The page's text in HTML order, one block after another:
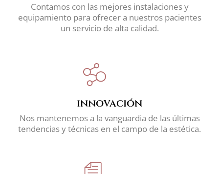
Contamos con las mejores instalaciones y
equipamiento para ofrecer a nuestros pacientes
un servicio de alta calidad.
innovación
Nos mantenemos a la vanguardia de las últimas
tendencias y técnicas en el campo de la estética.